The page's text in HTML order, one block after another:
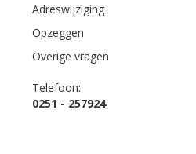
Adreswijziging
Opzeggen
Overige vragen
Telefoon:
0251 - 257924